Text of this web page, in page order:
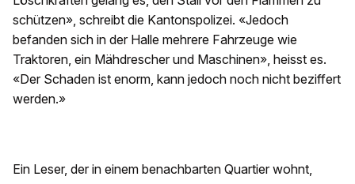
schützen», schreibt die Kantonspolizei. «Jedoch
befanden sich in der Halle mehrere Fahrzeuge wie
Traktoren, ein Mähdrescher und Maschinen», heisst es.
«Der Schaden ist enorm, kann jedoch noch nicht beziffert
werden.»
Ein Leser, der in einem benachbarten Quartier wohnt,